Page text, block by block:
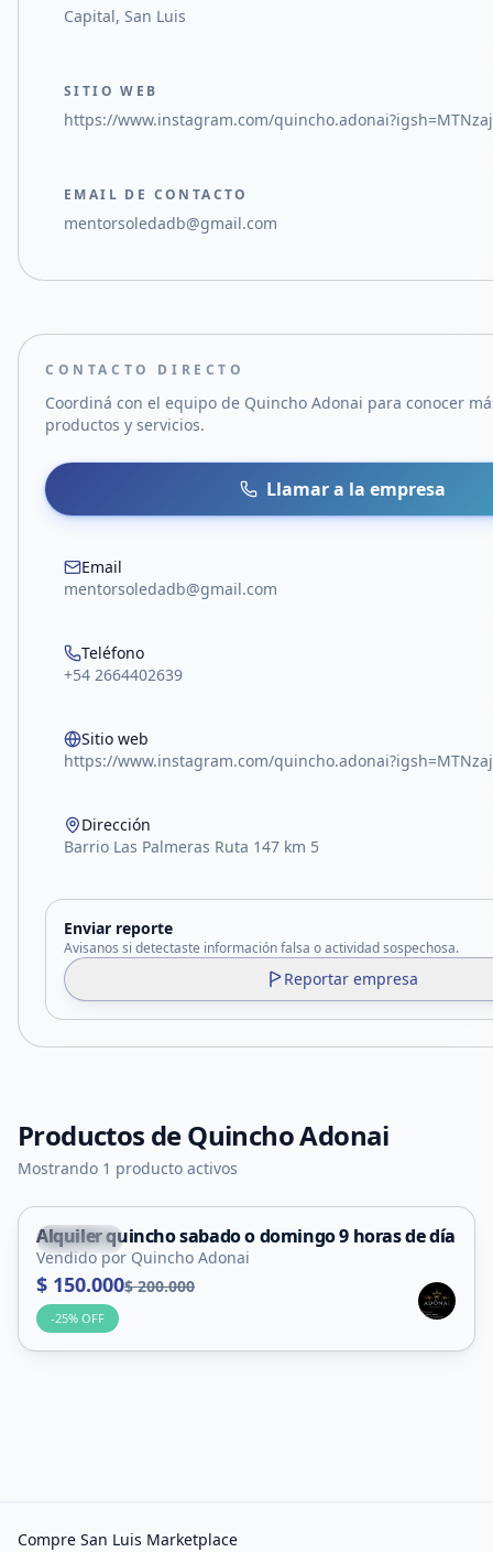
Capital, San Luis
SITIO WEB
https://www.instagram.com/
EMAIL DE CONTACTO
mentorsoledadb@gmail.com
CONTACTO DIRECTO
Coordiná con el equipo de Quincho Adonai para conocer
productos y servicios.
Llamar a la empresa
Email
mentorsoledadb@gmail.com
Teléfono
+54 2664402639
Sitio web
https://www.instagram.com/
Dirección
Barrio Las Palmeras Ruta 147 km 5
Enviar reporte
Avisanos si detectaste información falsa o actividad sospechosa.
Reportar empresa
Productos deQuincho Adonai
Mostrando 1 producto activos
Capital
Servicio
Alquiler quincho sabado o domingo 9 horas de día
Vendido por Quincho Adonai
$ 150.000$ 200.000
-25% OFF
Compre San Luis Marketplace